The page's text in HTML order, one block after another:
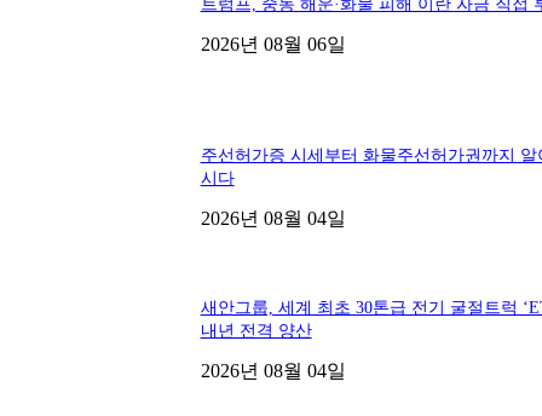
트럼프, 중동 해운·화물 피해 이란 자금 직접
2026년 08월 06일
주선허가증 시세부터 화물주선허가권까지 알
시다
2026년 08월 04일
새안그룹, 세계 최초 30톤급 전기 굴절트럭
내년 전격 양산
2026년 08월 04일